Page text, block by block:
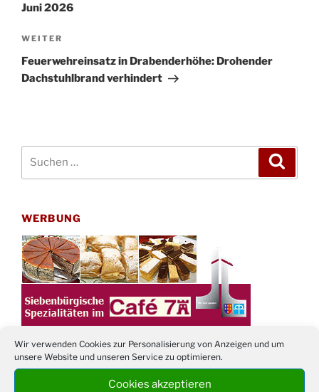
Wir verwenden Cookies zur Personalisierung von Anzeigen und um
unsere Website und unseren Service zu optimieren.
Cookies akzeptieren
Juni 2026
Nächster
Beitrag
WEITER
Feuerwehreinsatz in Drabenderhöhe: Drohender
Dachstuhlbrand verhindert
WERBUNG